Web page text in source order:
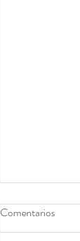
Comentarios